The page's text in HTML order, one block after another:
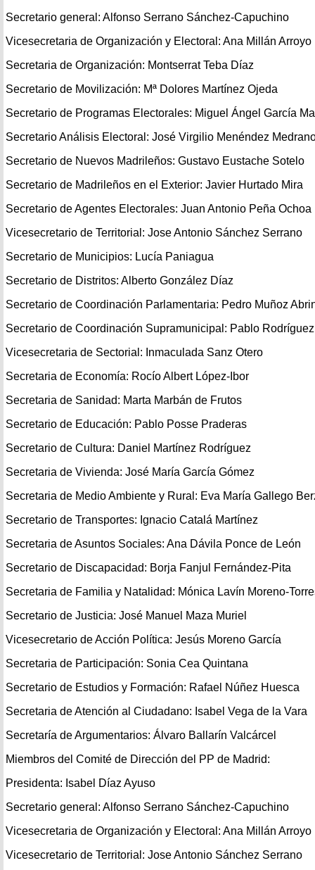
Secretario general: Alfonso Serrano Sánchez-Capuchino
Vicesecretaria de Organización y Electoral: Ana Millán Arroyo
Secretaria de Organización: Montserrat Teba Díaz
Secretario de Movilización: Mª Dolores Martínez Ojeda
Secretario de Programas Electorales: Miguel Ángel García
Secretario Análisis Electoral: José Virgilio Menéndez
Secretario de Nuevos Madrileños: Gustavo Eustache Sotelo
Secretario de Madrileños en el Exterior: Javier Hurtado Mira
Secretario de Agentes Electorales: Juan Antonio Peña Ochoa
Vicesecretario de Territorial: Jose Antonio Sánchez Serrano
Secretario de Municipios: Lucía Paniagua
Secretario de Distritos: Alberto González Díaz
Secretario de Coordinación Parlamentaria: Pedro Muñoz
Secretario de Coordinación Supramunicipal: Pablo
Vicesecretaria de Sectorial: Inmaculada Sanz Otero
Secretaria de Economía: Rocío Albert López-Ibor
Secretaria de Sanidad: Marta Marbán de Frutos
Secretario de Educación: Pablo Posse Praderas
Secretario de Cultura: Daniel Martínez Rodríguez
Secretaria de Vivienda: José María García Gómez
Secretaria de Medio Ambiente y Rural: Eva María Gallego
Secretario de Transportes: Ignacio Catalá Martínez
Secretaria de Asuntos Sociales: Ana Dávila Ponce de León
Secretario de Discapacidad: Borja Fanjul Fernández-Pita
Secretaria de Familia y Natalidad: Mónica Lavín Moreno-
Secretario de Justicia: José Manuel Maza Muriel
Vicesecretario de Acción Política: Jesús Moreno García
Secretaria de Participación: Sonia Cea Quintana
Secretario de Estudios y Formación: Rafael Núñez Huesca
Secretaria de Atención al Ciudadano: Isabel Vega de la Vara
Secretaría de Argumentarios: Álvaro Ballarín Valcárcel
Miembros del Comité de Dirección del PP de Madrid:
Presidenta: Isabel Díaz Ayuso
Secretario general: Alfonso Serrano Sánchez-Capuchino
Vicesecretaria de Organización y Electoral: Ana Millán Arroyo
Vicesecretario de Territorial: Jose Antonio Sánchez Serrano